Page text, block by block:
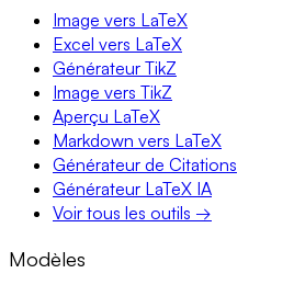
Image vers LaTeX
Excel vers LaTeX
Générateur TikZ
Image vers TikZ
Aperçu LaTeX
Markdown vers LaTeX
Générateur de Citations
Générateur LaTeX IA
Voir tous les outils →
Modèles